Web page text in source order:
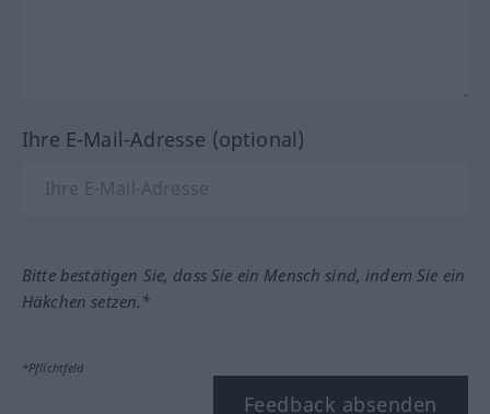
Ihre E-Mail-Adresse (optional)
Bitte bestätigen Sie, dass Sie ein Mensch sind, indem Sie ein
Häkchen setzen.*
*Pflichtfeld
Feedback absenden